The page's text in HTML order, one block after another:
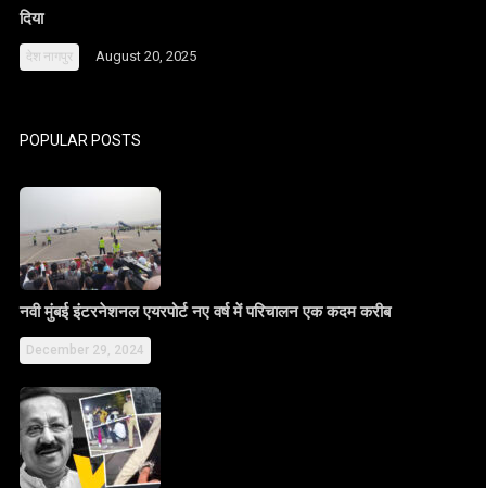
दिया
देश नागपुर August 20, 2025
POPULAR POSTS
नवी मुंबई इंटरनेशनल एयरपोर्ट नए वर्ष में परिचालन एक कदम करीब
December 29, 2024